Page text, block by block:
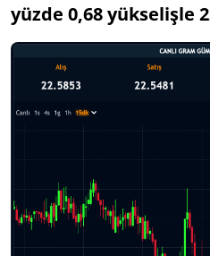
yüzde 0,68 yükselişle